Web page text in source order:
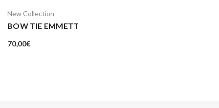
New Collection
BOW TIE EMMETT
70,00€